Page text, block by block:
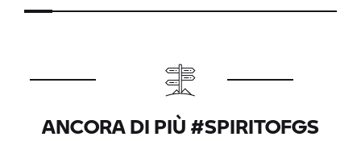
ANCORA DI PIÙ #SPIRITOFGS